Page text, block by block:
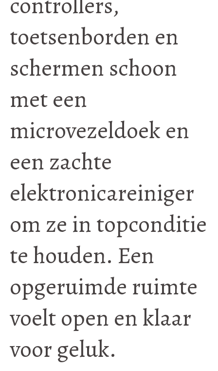
toetsenborden en
schermen schoon
met een
microvezeldoek en
een zachte
elektronicareiniger
om ze in topconditie
te houden. Een
opgeruimde ruimte
voelt open en klaar
voor geluk.